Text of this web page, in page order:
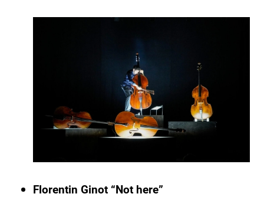
Florentin Ginot “Not here”